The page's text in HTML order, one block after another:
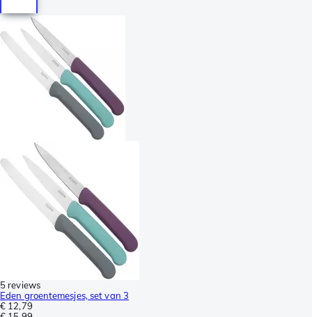
5 reviews
Eden groentemesjes, set van 3
€ 12,79